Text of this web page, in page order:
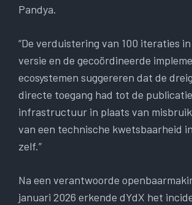
Pandya.
“De verduistering van 100 iteraties
versie en de gecoördineerde
ecosystemen suggereren dat de
directe toegang had tot de
infrastructuur in plaats van
van een technische kwetsbaarheid
zelf.”
Na een verantwoorde
januari 2026 erkende dYdX het